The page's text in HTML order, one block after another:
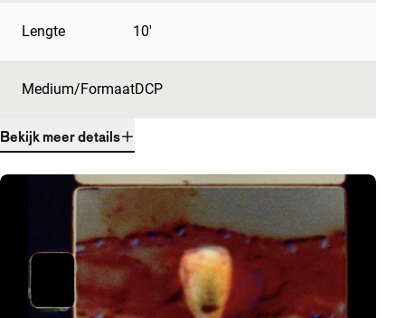
Lengte 10'
Medium/FormaatDCP
Bekijk meer details